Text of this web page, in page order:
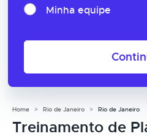
Minha equipe
Home Rio de Janeiro Rio de Janeiro
Treinamento de